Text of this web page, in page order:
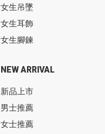
女生吊墜
女生耳飾
女生腳鍊
NEW ARRIVAL
新品上市
男士推薦
女士推薦